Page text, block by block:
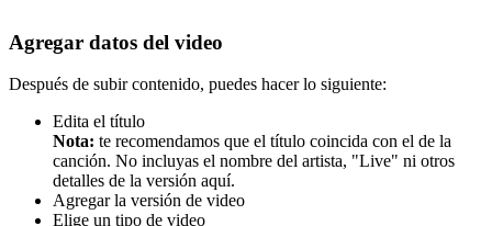
Agregar datos del video
Después de subir contenido, puedes hacer lo siguiente:
Edita el título
Nota: te recomendamos que el título coincida con el de la
canción. No incluyas el nombre del artista, "Live" ni otros
detalles de la versión aquí.
Agregar la versión de video
Elige un tipo de video